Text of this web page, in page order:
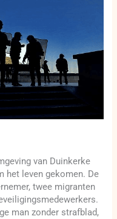
van Duinkerke
het leven gekomen. De
twee migranten
man zonder strafblad,